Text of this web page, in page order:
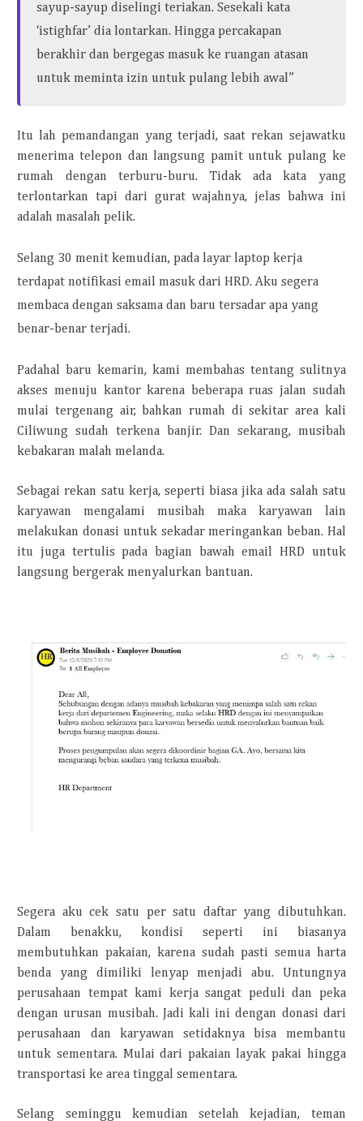
sayup-sayup diselingi teriakan. Sesekali kata
‘istighfar’ dia lontarkan. Hingga percakapan
berakhir dan bergegas masuk ke ruangan atasan
untuk meminta izin untuk pulang lebih awal”
Itu lah pemandangan yang terjadi, saat rekan sejawatku
menerima telepon dan langsung pamit untuk pulang ke
rumah dengan terburu-buru. Tidak ada kata yang
terlontarkan tapi dari gurat wajahnya, jelas bahwa ini
adalah masalah pelik.
Selang 30 menit kemudian, pada layar laptop kerja
terdapat notifikasi email masuk dari HRD. Aku segera
membaca dengan saksama dan baru tersadar apa yang
benar-benar terjadi.
Padahal baru kemarin, kami membahas tentang sulitnya
akses menuju kantor karena beberapa ruas jalan sudah
mulai tergenang air, bahkan rumah di sekitar area kali
Ciliwung sudah terkena banjir. Dan sekarang, musibah
kebakaran malah melanda.
Sebagai rekan satu kerja, seperti biasa jika ada salah satu
karyawan mengalami musibah maka karyawan lain
melakukan donasi untuk sekadar meringankan beban. Hal
itu juga tertulis pada bagian bawah email HRD untuk
langsung bergerak menyalurkan bantuan.
Segera aku cek satu per satu daftar yang dibutuhkan.
Dalam benakku, kondisi seperti ini biasanya
membutuhkan pakaian, karena sudah pasti semua harta
benda yang dimiliki lenyap menjadi abu. Untungnya
perusahaan tempat kami kerja sangat peduli dan peka
dengan urusan musibah. Jadi kali ini dengan donasi dari
perusahaan dan karyawan setidaknya bisa membantu
untuk sementara. Mulai dari pakaian layak pakai hingga
transportasi ke area tinggal sementara.
Selang seminggu kemudian setelah kejadian, teman